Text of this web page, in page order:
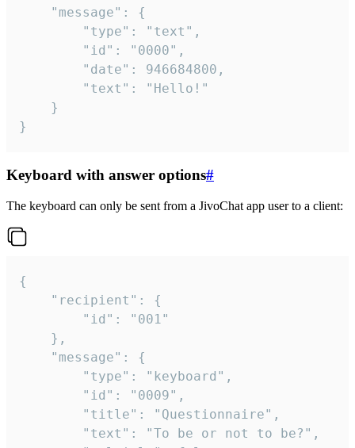
}
Keyboard with answer options#
The keyboard can only be sent from a JivoChat app user to a client:
{